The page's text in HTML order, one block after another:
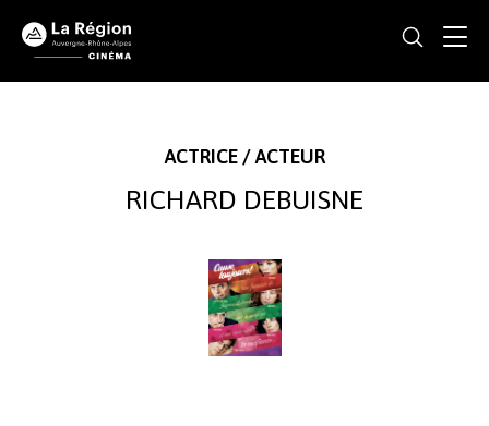
ACTRICE / ACTEUR
RICHARD DEBUISNE